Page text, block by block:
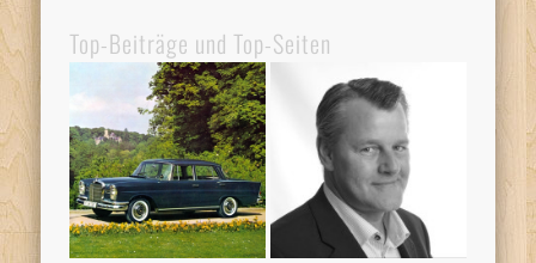
Top-Beiträge und Top-Seiten